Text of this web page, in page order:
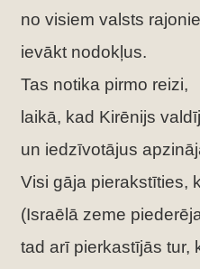
no visiem valsts
ievākt nodokļus.
Tas notika pirmo reizi,
laikā, kad Kirēnijs
un iedzīvotājus
Visi gāja pierakstīties,
(Israēlā zeme
tad arī pierkastījās tur,